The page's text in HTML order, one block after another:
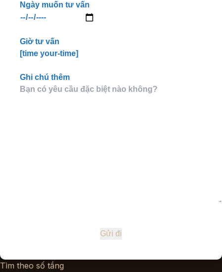
Ngày muốn tư vấn
Giờ tư vấn
[time your-time]
Ghi chú thêm
Tìm theo số tầng